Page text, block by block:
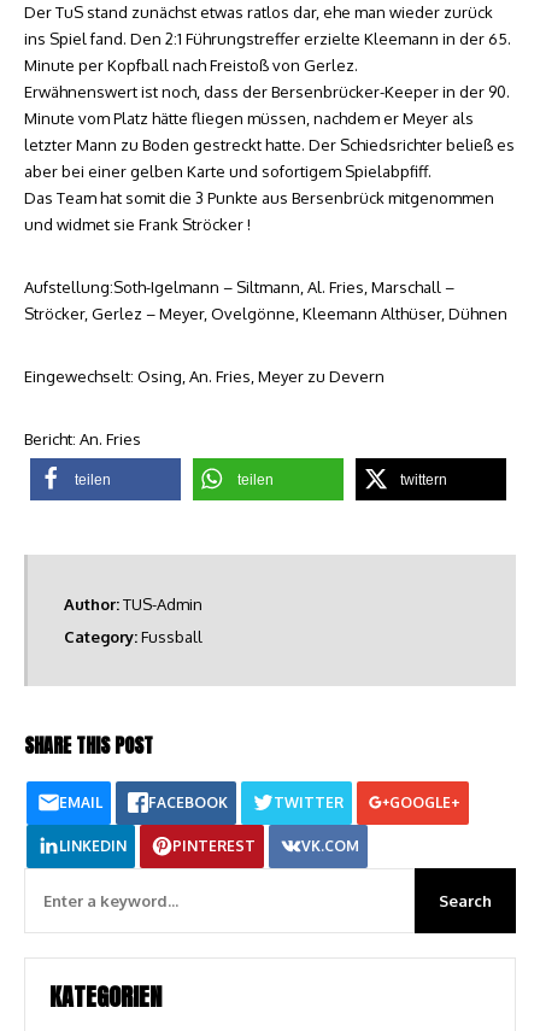
Der TuS stand zunächst etwas ratlos dar, ehe man wieder zurück
ins Spiel fand. Den 2:1 Führungstreffer erzielte Kleemann in der 65.
Minute per Kopfball nach Freistoß von Gerlez.
Erwähnenswert ist noch, dass der Bersenbrücker-Keeper in der 90.
Minute vom Platz hätte fliegen müssen, nachdem er Meyer als
letzter Mann zu Boden gestreckt hatte. Der Schiedsrichter beließ es
aber bei einer gelben Karte und sofortigem Spielabpfiff.
Das Team hat somit die 3 Punkte aus Bersenbrück mitgenommen
und widmet sie Frank Ströcker !
Aufstellung:Soth-Igelmann – Siltmann, Al. Fries, Marschall –
Ströcker, Gerlez – Meyer, Ovelgönne, Kleemann Althüser, Dühnen
Eingewechselt: Osing, An. Fries, Meyer zu Devern
Bericht: An. Fries
teilen teilen twittern
Author:TUS-Admin
Category:Fussball
SHARE THIS POST
EMAIL FACEBOOK TWITTER GOOGLE+
LINKEDIN PINTEREST VK.COM
KATEGORIEN